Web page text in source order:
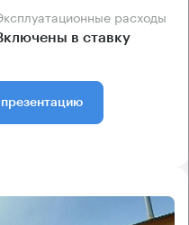
Эксплуатационные расходы
в ставку
презентацию